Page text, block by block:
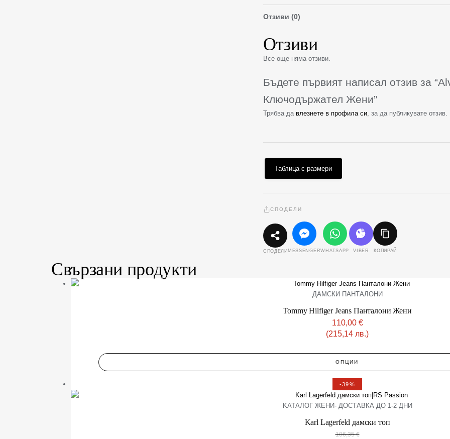
Отзиви (0)
Отзиви
Все още няма отзиви.
Бъдете първият написал отзив за
Ключодържател Жени”
Трябва да влезнете в профила си, за да публикувате отзив.
Таблица с размери
СПОДЕЛИ
СПОДЕЛИ MESSENGERWHATSAPP VIBER КОПИРАЙ
Свързани продукти
ДАМСКИ ПАНТАЛОНИ
Tommy Hilfiger Jeans Панталони Жени
110,00 €
(215,14 лв.)
ОПЦИИ
-39%
KАТАЛОГ ЖЕНИ- ДОСТАВКА ДО 1-2 ДНИ
Karl Lagerfeld дамски топ
106,35€